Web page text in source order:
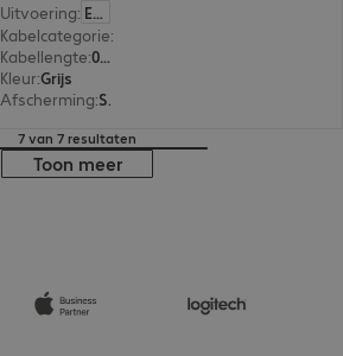
Uitvoering: Europa
Kabelcategorie:
Kabellengte: 0,5 m
Kleur:Grijs
Afscherming: S/FTP (PIMF)
7 van 7 resultaten
Toon meer